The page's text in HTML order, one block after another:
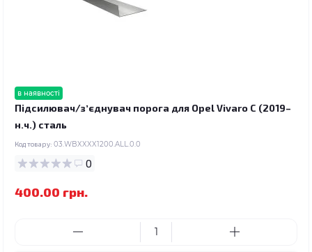
в наявності
Підсилювач/зʼєднувач порога для Opel Vivaro C (2019–
н.ч.) сталь
Код товару: 03.WBXXXX1200.ALL.0.0
0
400.00 грн.